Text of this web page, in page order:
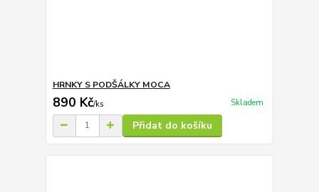
HRNKY S PODŠÁLKY MOCA
890 Kč/ks Skladem
Přidat do košíku